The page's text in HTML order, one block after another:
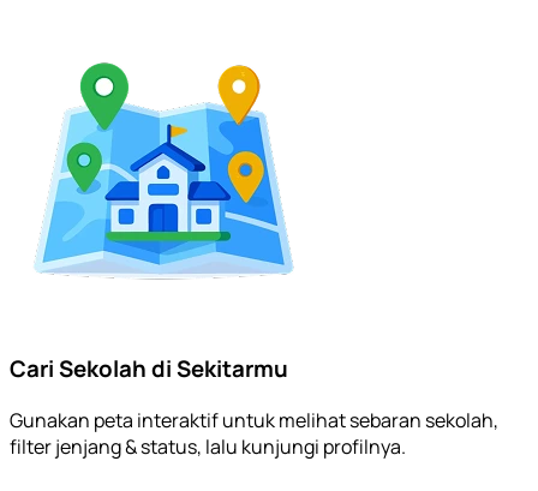
Cari Sekolah di Sekitarmu
Gunakan peta interaktif untuk melihat sebaran sekolah,
filter jenjang & status, lalu kunjungi profilnya.